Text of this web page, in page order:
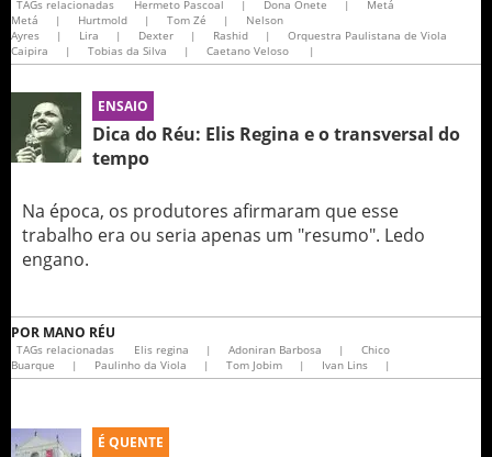
TAGs relacionadas Hermeto Pascoal | Dona Onete |
Metá
Metá
| Hurtmold | Tom Zé |
Nelson
Ayres
| Lira | Dexter | Rashid |
Orquestra Paulistana de Viola
Caipira
| Tobias da Silva | Caetano Veloso |
ENSAIO
Dica do Réu: Elis Regina e o transversal do
tempo
Na época, os produtores afirmaram que esse
trabalho era ou seria apenas um "resumo". Ledo
engano.
POR MANO RÉU
TAGs relacionadas Elis regina | Adoniran Barbosa |
Chico
Buarque
| Paulinho da Viola | Tom Jobim | Ivan Lins |
É QUENTE